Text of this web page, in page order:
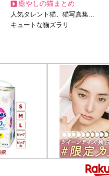
癒やしの猫まとめ
人気タレント猫、猫写真集…
キュートな猫ズラリ